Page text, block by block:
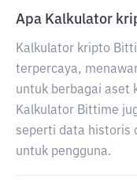
Apa Kalkulator
Kalkulator kripto
terpercaya,
untuk berbagai aset
Kalkulator Bittime
seperti data historis
untuk pengguna.